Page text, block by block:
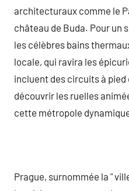
architecturaux comme le
château de Buda. Pour un
les célèbres bains
locale, qui ravira les
incluent des circuits à
découvrir les ruelles
cette métropole
Prague, surnommée la "